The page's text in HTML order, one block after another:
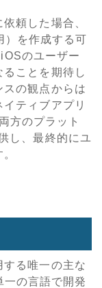
頼した場合、
を作成する可
のユーザー
ことを期待し
の観点からは
ティブアプリ
方のプラット
し、最終的にユ
る唯一の主な
の言語で開発